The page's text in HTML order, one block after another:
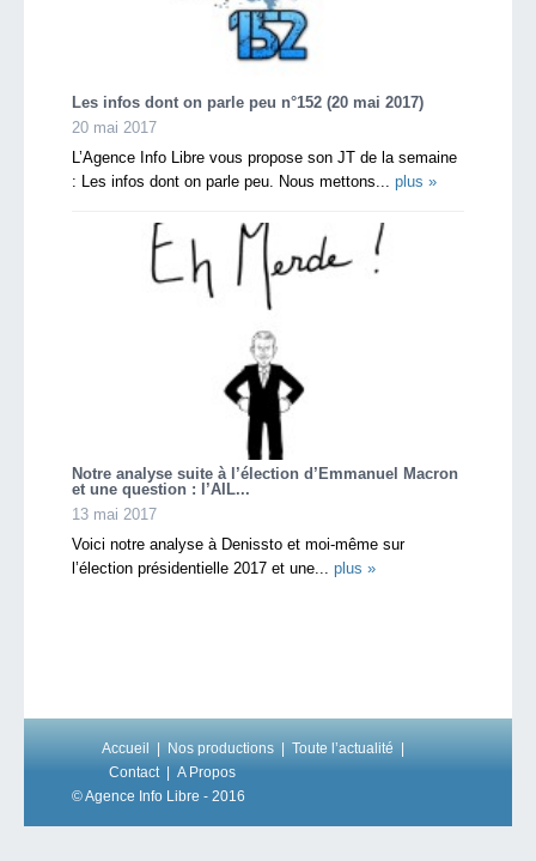
Les infos dont on parle peu n°152 (20 mai 2017)
20 mai 2017
L’Agence Info Libre vous propose son JT de la semaine
: Les infos dont on parle peu. Nous mettons... plus »
Notre analyse suite à l’élection d’Emmanuel Macron
et une question : l’AIL...
13 mai 2017
Voici notre analyse à Denissto et moi-même sur
l’élection présidentielle 2017 et une... plus »
Accueil Nos productions
Toute l’actualité
Contact
A Propos
© Agence Info Libre - 2016